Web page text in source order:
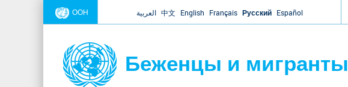
ООН العربية 中文 English Français Русский Español
Беженцы и мигранты